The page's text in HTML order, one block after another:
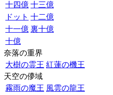
十四億 十三億
ドット 十二億
十一億 裏十億
十億
奈落の重界
大樹の霊王 紅蓮の機王
天空の儚域
霧雨の魔王 風雲の龍王